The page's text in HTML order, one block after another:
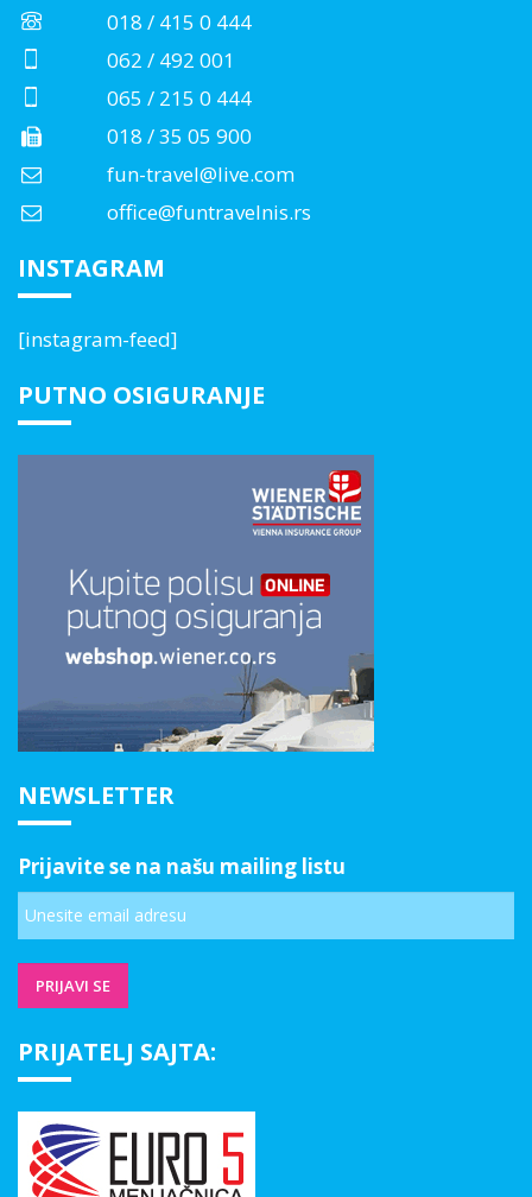
018 / 415 0 444
062 / 492 001
065 / 215 0 444
018 / 35 05 900
fun-travel@live.com
office@funtravelnis.rs
INSTAGRAM
[instagram-feed]
PUTNO OSIGURANJE
NEWSLETTER
Prijavite se na našu mailing listu
PRIJATELJ SAJTA: